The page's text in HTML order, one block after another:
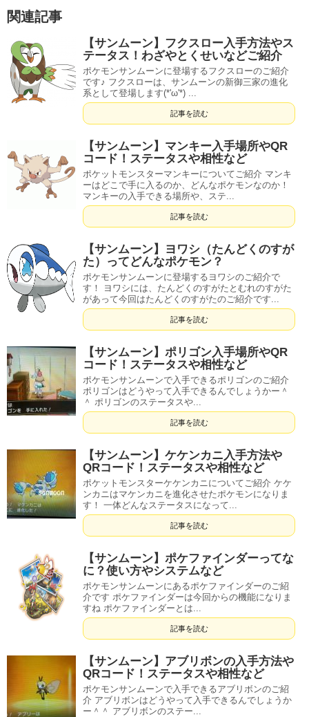
関連記事
【サンムーン】フクスロー入手方法やス
テータス！わざやとくせいなどご紹介
ポケモンサンムーンに登場するフクスローのご紹介
です♪ フクスローは、サンムーンの新御三家の進化
系として登場します(*'ω'*) ...
記事を読む
【サンムーン】マンキー入手場所やQR
コード！ステータスや相性など
ポケットモンスターマンキーについてご紹介 マンキ
ーはどこで手に入るのか、どんなポケモンなのか！
マンキーの入手できる場所や、ステ...
記事を読む
【サンムーン】ヨワシ（たんどくのすが
た）ってどんなポケモン？
ポケモンサンムーンに登場するヨワシのご紹介で
す！ ヨワシには、たんどくのすがたとむれのすがた
があって今回はたんどくのすがたのご紹介です...
記事を読む
【サンムーン】ポリゴン入手場所やQR
コード！ステータスや相性など
ポケモンサンムーンで入手できるポリゴンのご紹介
ポリゴンはどうやって入手できるんでしょうかー＾
＾ ポリゴンのステータスや...
記事を読む
【サンムーン】ケケンカニ入手方法や
QRコード！ステータスや相性など
ポケットモンスターケケンカニについてご紹介 ケケ
ンカニはマケンカニを進化させたポケモンになりま
す！ 一体どんなステータスになって...
記事を読む
【サンムーン】ポケファインダーってな
に？使い方やシステムなど
ポケモンサンムーンにあるポケファインダーのご紹
介です ポケファインダーは今回からの機能になりま
すね ポケファインダーとは...
記事を読む
【サンムーン】アブリボンの入手方法や
QRコード！ステータスや相性など
ポケモンサンムーンで入手できるアブリボンのご紹
介 アブリボンはどうやって入手できるんでしょうか
ー＾＾ アブリボンのステー...